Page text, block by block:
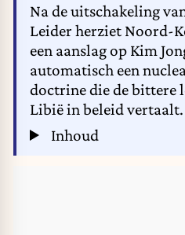
Na de uitschakeling
Leider herziet Noord-
een aanslag op Kim
automatisch een
doctrine die de bittere
Libië in beleid vertaalt.
Inhoud